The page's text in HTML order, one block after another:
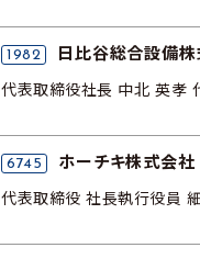
1982 日比谷総合設備
代表取締役社長 中北 英孝
6745 ホーチキ株式会社
代表取締役 社長執行役員